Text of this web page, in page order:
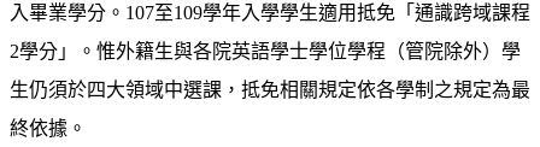
入畢業學分。107至109學年入學學生適用抵免「通識跨域課程
2學分」。惟外籍生與各院英語學士學位學程（管院除外）學
生仍須於四大領域中選課，抵免相關規定依各學制之規定為最
終依據。